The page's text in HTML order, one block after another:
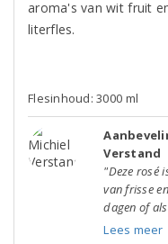
aroma's van wit fruit
literfles.
Flesinhoud: 3000 ml
Verstand
"Deze rosé
van frisse
dagen of
Lees meer